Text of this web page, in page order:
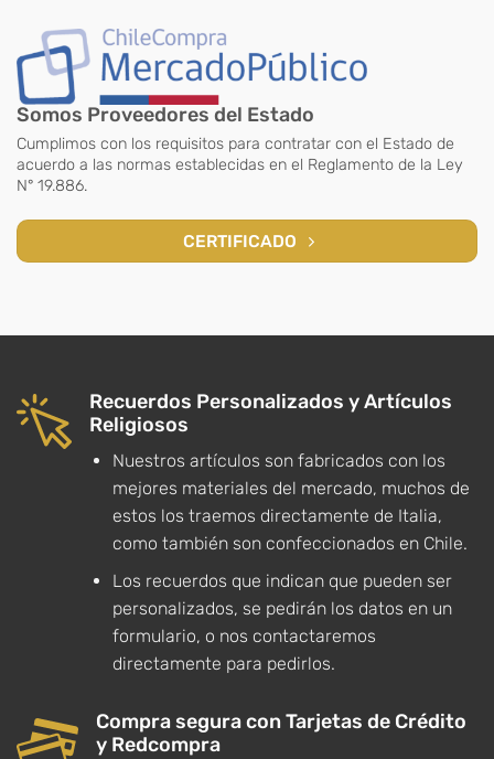
Somos Proveedores del Estado
Cumplimos con los requisitos para contratar con el Estado de
acuerdo a las normas establecidas en el Reglamento de la Ley
N° 19.886.
CERTIFICADO
Recuerdos Personalizados y Artículos
Religiosos
Nuestros artículos son fabricados con los
mejores materiales del mercado, muchos de
estos los traemos directamente de Italia,
como también son confeccionados en Chile.
Los recuerdos que indican que pueden ser
personalizados, se pedirán los datos en un
formulario, o nos contactaremos
directamente para pedirlos.
Compra segura con Tarjetas de Crédito
y Redcompra